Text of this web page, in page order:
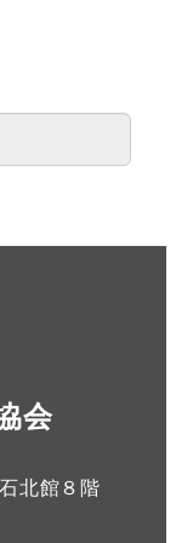
会
北館８階